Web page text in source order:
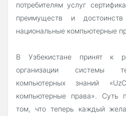
потребителям услуг
преимуществ и
национальные компьютерные
В Узбекистане принят к
организации системы
компьютерных знаний
компьютерные права». Суть
том, что теперь каждый